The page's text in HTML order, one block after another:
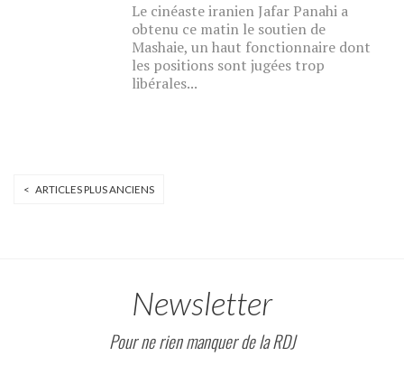
Le cinéaste iranien Jafar Panahi a
obtenu ce matin le soutien de
Mashaie, un haut fonctionnaire dont
les positions sont jugées trop
libérales...
< ARTICLES PLUS ANCIENS
Newsletter
Pour ne rien manquer de la RDJ